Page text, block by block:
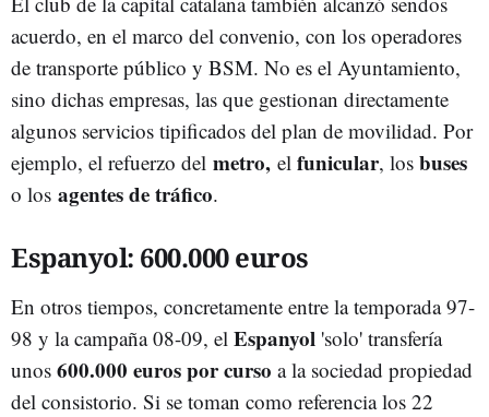
acuerdo, en el marco del convenio, con los operadores
de transporte público y BSM. No es el Ayuntamiento,
sino dichas empresas, las que gestionan directamente
algunos servicios tipificados del plan de movilidad. Por
ejemplo, el refuerzo del metro, el funicular, los buses
o los agentes de tráfico.
Espanyol: 600.000 euros
En otros tiempos, concretamente entre la temporada 97-
98 y la campaña 08-09, el Espanyol 'solo' transfería
unos 600.000 euros por curso a la sociedad propiedad
del consistorio. Si se toman como referencia los 22